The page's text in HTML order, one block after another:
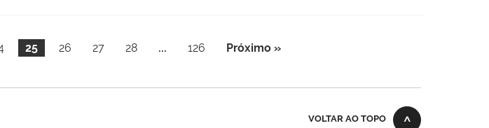
25 26 27 28 ... 126 Próximo »
VOLTAR AO TOPO